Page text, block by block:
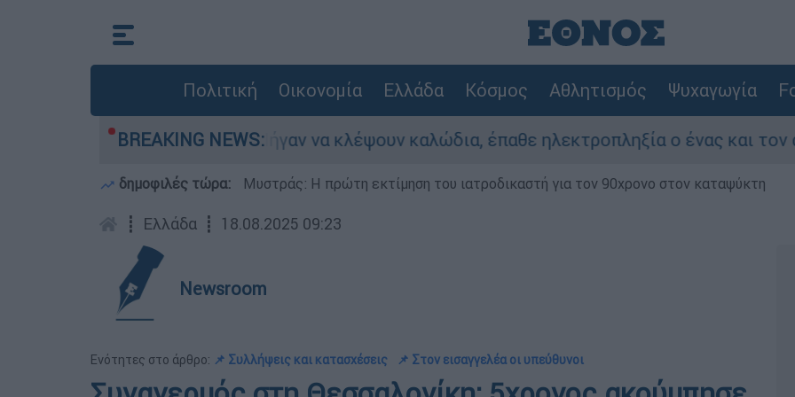
Πολιτική Οικονομία Ελλάδα Κόσμος Αθλητισμός Ψυχαγωγία
BREAKING NEWS:
Άνω Λιόσια: Πήγαν να κλέψουν καλώδια, έπαθε ηλεκτροπληξία ο ένας και τον άφησαν
δημοφιλές τώρα: Μυστράς: Η πρώτη εκτίμηση του ιατροδικαστή για τον 90χρονο στον καταψύκτη
┋ Ελλάδα ┋ 18.08.2025 09:23
Newsroom
Ενότητες στο άρθρο: 📌 Συλλήψεις και κατασχέσεις 📌 Στον εισαγγελέα οι υπεύθυνοι